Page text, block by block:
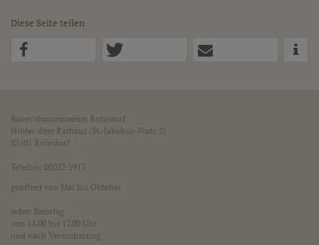
Diese Seite teilen
Bauernhausmuseum Rohrdorf
Hinter dem Rathaus (St.-Jakobus-Platz 2)
83101 Rohrdorf
Telefon: 08032/5913
geöffnet von Mai bis Oktober
jeden Samstag
von 14.00 bis 17.00 Uhr
und nach Vereinbarung